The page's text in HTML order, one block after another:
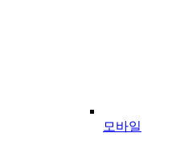
모바일